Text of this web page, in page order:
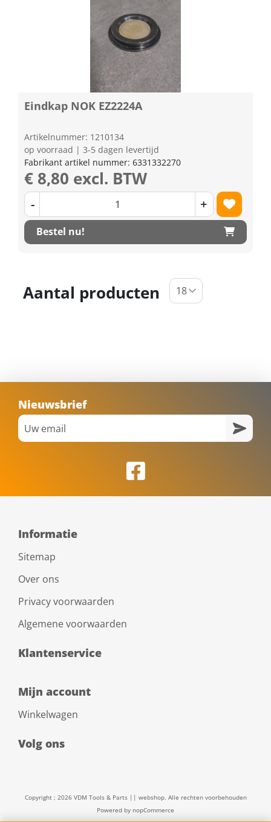
Eindkap NOK EZ2224A
Artikelnummer: 1210134
op voorraad | 3-5 dagen levertijd
Fabrikant artikel nummer: 6331332270
€ 8,80 excl. BTW
- +
Bestel nu!
Aantal producten
Nieuwsbrief
Informatie
Sitemap
Over ons
Privacy voorwaarden
Algemene voorwaarden
Klantenservice
Mijn account
Winkelwagen
Volg ons
Copyright ; 2026 VDM Tools & Parts || webshop. Alle rechten voorbehouden
Powered by nopCommerce